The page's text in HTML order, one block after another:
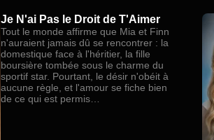
Je N'ai Pas le Droit de T'Aimer
Tout le monde affirme que Mia et Finn
n'auraient jamais dû se rencontrer : la
domestique face à l'héritier, la fille
boursière tombée sous le charme du
sportif star. Pourtant, le désir n'obéit à
aucune règle, et l'amour se fiche bien
de ce qui est permis…